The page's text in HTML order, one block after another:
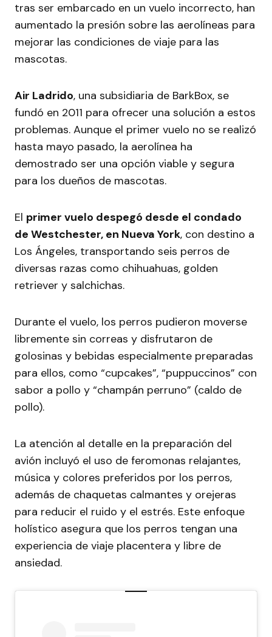
tras ser embarcado en un vuelo incorrecto, han
aumentado la presión sobre las aerolíneas para
mejorar las condiciones de viaje para las
mascotas.
Air Ladrido, una subsidiaria de BarkBox, se
fundó en 2011 para ofrecer una solución a estos
problemas. Aunque el primer vuelo no se realizó
hasta mayo pasado, la aerolínea ha
demostrado ser una opción viable y segura
para los dueños de mascotas.
El primer vuelo despegó desde el condado
de Westchester, en Nueva York, con destino a
Los Ángeles, transportando seis perros de
diversas razas como chihuahuas, golden
retriever y salchichas.
Durante el vuelo, los perros pudieron moverse
libremente sin correas y disfrutaron de
golosinas y bebidas especialmente preparadas
para ellos, como “cupcakes”, “puppuccinos” con
sabor a pollo y “champán perruno” (caldo de
pollo).
La atención al detalle en la preparación del
avión incluyó el uso de feromonas relajantes,
música y colores preferidos por los perros,
además de chaquetas calmantes y orejeras
para reducir el ruido y el estrés. Este enfoque
holístico asegura que los perros tengan una
experiencia de viaje placentera y libre de
ansiedad.